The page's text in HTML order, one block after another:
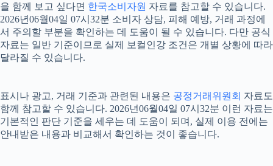
을 함께 보고 싶다면 한국소비자원 자료를 참고할 수 있습니다.
2026년06월04일 07시32분 소비자 상담, 피해 예방, 거래 과정에
서 주의할 부분을 확인하는 데 도움이 될 수 있습니다. 다만 공식
자료는 일반 기준이므로 실제 보컬인강 조건은 개별 상황에 따라
달라질 수 있습니다.
표시나 광고, 거래 기준과 관련된 내용은 공정거래위원회 자료도
함께 참고할 수 있습니다. 2026년06월04일 07시32분 이런 자료는
기본적인 판단 기준을 세우는 데 도움이 되며, 실제 이용 전에는
안내받은 내용과 비교해서 확인하는 것이 좋습니다.